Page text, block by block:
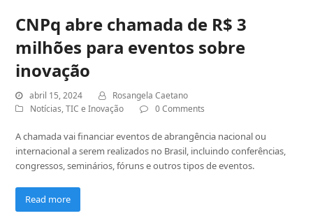
CNPq abre chamada de R$ 3
milhões para eventos sobre
inovação
abril 15, 2024
Rosangela Caetano
Notícias,TIC e Inovação 0 Comments
A chamada vai financiar eventos de abrangência nacional ou
internacional a serem realizados no Brasil, incluindo conferências,
congressos, seminários, fóruns e outros tipos de eventos.
Read more